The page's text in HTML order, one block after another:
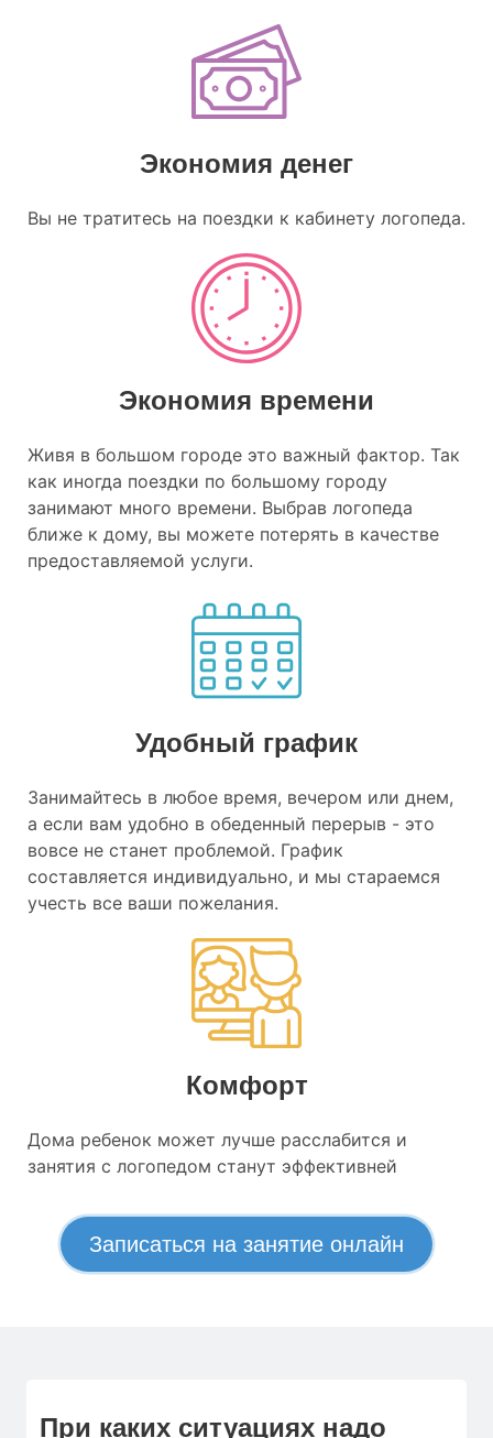
Экономия денег
Вы не тратитесь на поездки к кабинету логопеда.
Экономия времени
Живя в большом городе это важный фактор. Так
как иногда поездки по большому городу
занимают много времени. Выбрав логопеда
ближе к дому, вы можете потерять в качестве
предоставляемой услуги.
Удобный график
Занимайтесь в любое время, вечером или днем,
а если вам удобно в обеденный перерыв - это
вовсе не станет проблемой. График
составляется индивидуально, и мы стараемся
учесть все ваши пожелания.
Комфорт
Дома ребенок может лучше расслабится и
занятия с логопедом станут эффективней
Записаться на занятие онлайн
При каких ситуациях надо